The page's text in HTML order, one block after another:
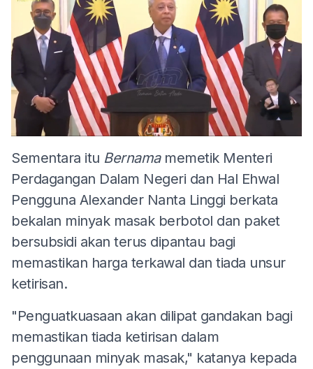
Sementara itu Bernamamemetik Menteri
Perdagangan Dalam Negeri dan Hal Ehwal
Pengguna Alexander Nanta Linggi berkata
bekalan minyak masak berbotol dan paket
bersubsidi akan terus dipantau bagi
memastikan harga terkawal dan tiada unsur
ketirisan.
"Penguatkuasaan akan dilipat gandakan bagi
memastikan tiada ketirisan dalam
penggunaan minyak masak," katanya kepada